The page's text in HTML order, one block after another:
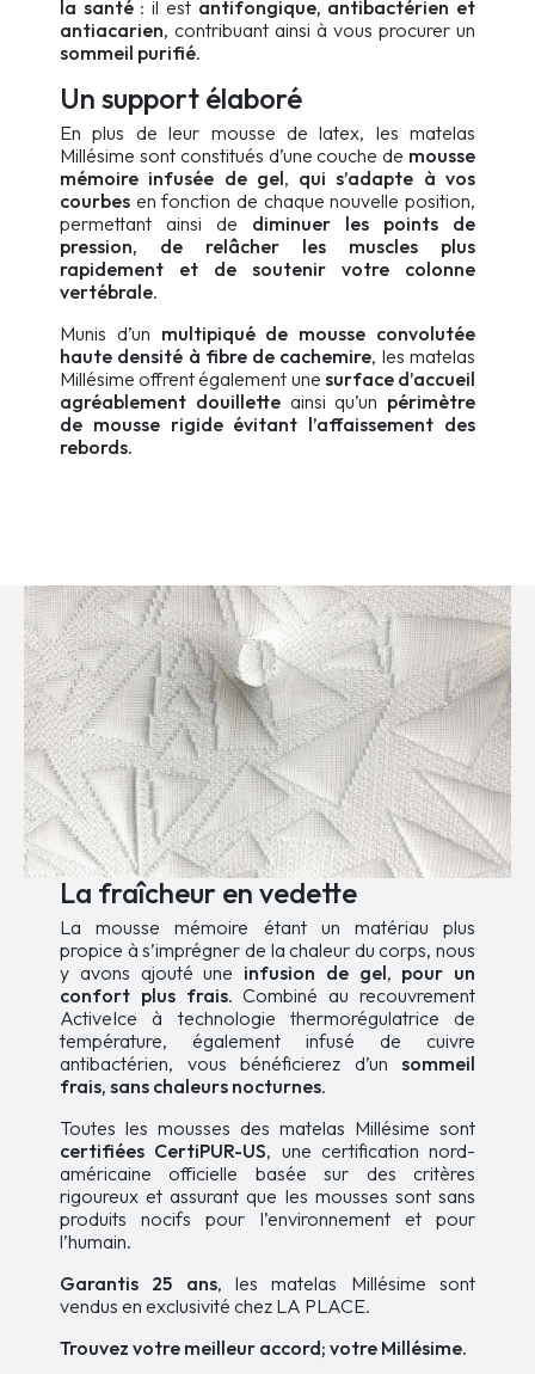
la santé: il est antifongique, antibactérien et
antiacarien, contribuant ainsi à vous procurer un
sommeil purifié.
Un support élaboré
En plus de leur mousse de latex, les matelas
Millésime sont constitués d’une couche de mousse
mémoire infusée de gel, qui s’adapte à vos
courbes en fonction de chaque nouvelle position,
permettant ainsi de diminuer les points de
pression, de relâcher les muscles plus
rapidement et de soutenir votre colonne
vertébrale.
Munis d’un multipiqué de mousse convolutée
haute densité à fibre de cachemire, les matelas
Millésime offrent également une surface d’accueil
agréablement douilletteainsi qu’un périmètre
de mousse rigide évitant l’affaissement des
rebords.
La fraîcheur en vedette
La mousse mémoire étant un matériau plus
propice à s’imprégner de la chaleur du corps, nous
y avons ajouté une infusion de gel, pour un
confort plus frais. Combiné au recouvrement
ActiveIce à technologie thermorégulatrice de
température, également infusé de cuivre
antibactérien, vous bénéficierez d’un sommeil
frais, sans chaleurs nocturnes.
Toutes les mousses des matelas Millésime sont
certifiées CertiPUR-US, une certification nord-
américaine officielle basée sur des critères
rigoureux et assurant que les mousses sont sans
produits nocifs pour l’environnement et pour
l’humain.
Garantis 25 ans, les matelas Millésime sont
vendus en exclusivité chez LA PLACE.
Trouvez votre meilleur accord; votre Millésime.